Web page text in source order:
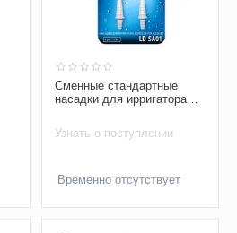
Сменные стандартные
насадки для ирригатора
Узнать о поступлении
Временно отсутствует